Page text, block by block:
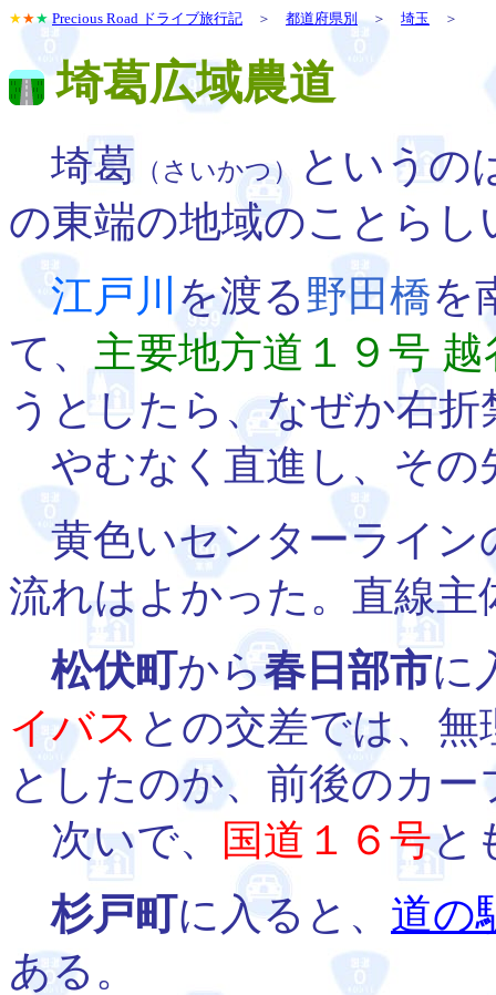
★★★ Precious Road ドライブ旅行記 ＞ 都道府県別＞ 埼玉 ＞
埼葛広域農道
埼葛 （さいかつ）
というの
の東端の地域のことらし
江戸川 を渡る野田橋を
て、 主要地方道１９号
うとしたら、なぜか右
やむなく直進し、その
黄色いセンターライン
流れはよかった。直線
松伏町から春日部市に
イバス との交差では、
としたのか、前後のカ
次いで、
国道１６号と
杉戸町に入ると、 道の
ある。